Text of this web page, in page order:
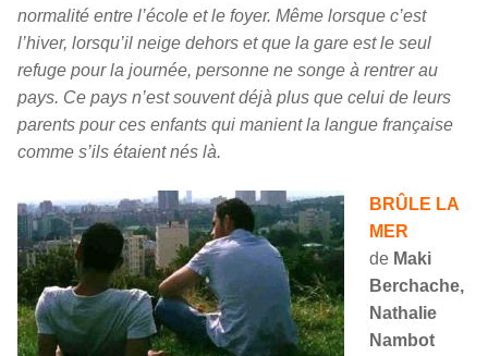
normalité entre l’école et le foyer. Même lorsque c’est
l’hiver, lorsqu’il neige dehors et que la gare est le seul
refuge pour la journée, personne ne songe à rentrer au
pays. Ce pays n’est souvent déjà plus que celui de leurs
parents pour ces enfants qui manient la langue française
comme s’ils étaient nés là.
BRÛLE LA
MER
de Maki
Berchache,
Nathalie
Nambot